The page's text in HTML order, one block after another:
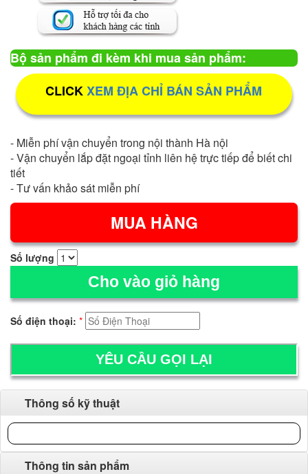
Bộ sản phẩm đi kèm khi mua sản phẩm:
CLICKXEM ĐỊA CHỈ BÁN SẢN PHẨM
- Miễn phí vận chuyển trong nội thành Hà nội
- Vận chuyển lắp đặt ngoại tỉnh liên hệ trực tiếp để biết chi
tiết
- Tư vấn khảo sát miễn phí
Số lượng
Cho vào giỏ hàng
Số điện thoại: *
Thông số kỹ thuật
Thông tin sản phẩm